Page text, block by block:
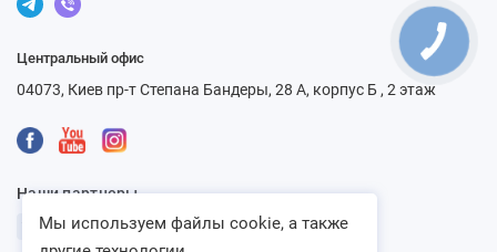
Центральный офис
04073, Киев пр-т Степана Бандеры, 28 А, корпус Б , 2 этаж
Наши партнеры
Мы используем файлы cookie, а также